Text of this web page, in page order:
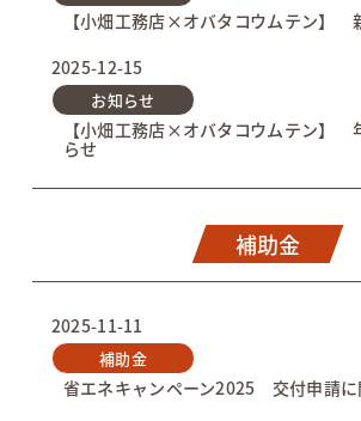
【小畑工務店×オバタコウムテン】
2025-12-15
お知らせ
【小畑工務店×オバタコウムテン】
らせ
補助金
2025-11-11
補助金
省エネキャンペーン2025 交付申請に